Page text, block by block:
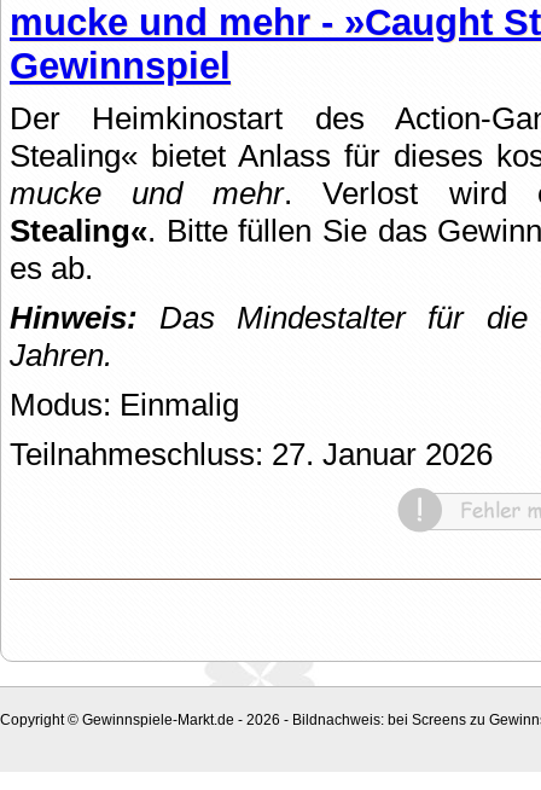
mucke und mehr - »Caught
Gewinnspiel
Der Heimkinostart des Action-
Stealing« bietet Anlass für dieses
mucke und mehr. Verlost wird
Stealing«. Bitte füllen Sie das
es ab.
Hinweis: Das Mindestalter für
Jahren.
Modus: Einmalig
Teilnahmeschluss: 27. Januar 2026
Copyright © Gewinnspiele-Markt.de - 2026 - Bildnachweis: bei Screens zu